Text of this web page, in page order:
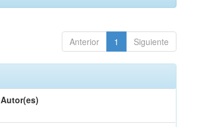
Anterior 1 Siguiente
Autor(es)